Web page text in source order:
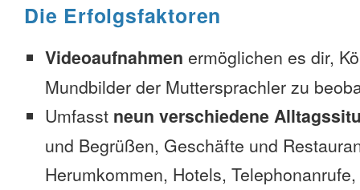
Die Erfolgsfaktoren
Videoaufnahmen ermöglichen es dir,
Mundbilder der Muttersprachler zu
Umfasst neun verschiedene
und Begrüßen, Geschäfte und
Herumkommen, Hotels,